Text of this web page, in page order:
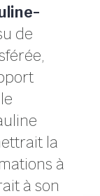
de
la
à
à son